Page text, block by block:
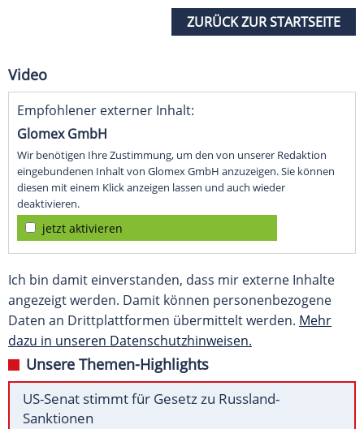
ZURÜCK ZUR STARTSEITE
Video
Empfohlener externer Inhalt:
Glomex GmbH
Wir benötigen Ihre Zustimmung, um den von unserer Redaktion
eingebundenen Inhalt von Glomex GmbH anzuzeigen. Sie können
diesen mit einem Klick anzeigen lassen und auch wieder
deaktivieren.
jetzt aktivieren
Ich bin damit einverstanden, dass mir externe Inhalte
angezeigt werden. Damit können personenbezogene
Daten an Drittplattformen übermittelt werden. Mehr
dazu in unseren Datenschutzhinweisen.
Unsere Themen-Highlights
US-Senat stimmt für Gesetz zu Russland-
Sanktionen